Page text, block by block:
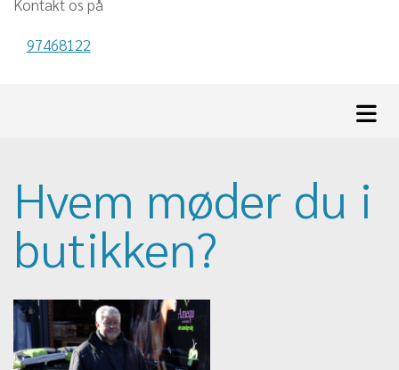
Kontakt os på
97468122
Hvem møder du i
butikken?